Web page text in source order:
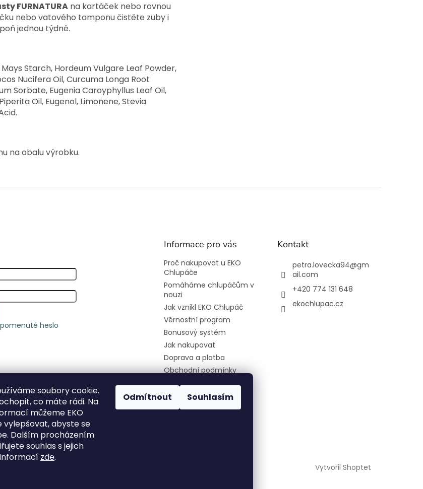
soubory cookie.
co máte rádi. Na
můžeme EKO
vylepšovat, abyste se
Dalším procházením
souhlas s jejich
zde.
Odmítnout Souhlasím
FURNATURA na kartáček nebo rovnou
nebo vatového tamponu čistěte zuby i
jednou týdně.
Starch, Hordeum Vulgare Leaf Powder,
Nucifera Oil, Curcuma Longa Root
Sorbate, Eugenia Caroyphyllus Leaf Oil,
Oil, Eugenol, Limonene, Stevia
na obalu výrobku.
heslo
Informace pro vás
Proč nakupovat u EKO
Chlupáče
Pomáháme chlupáčům v
nouzi
Jak vznikl EKO Chlupáč
Věrnostní program
Bonusový systém
Jak nakupovat
Doprava a platba
Obchodní podmínky
Podmínky ochrany
osobních údajů
Kontakt
petra.lovecka94@gm
ail.com
+420 774 131 648
ekochlupac.cz
Vytvořil Shoptet